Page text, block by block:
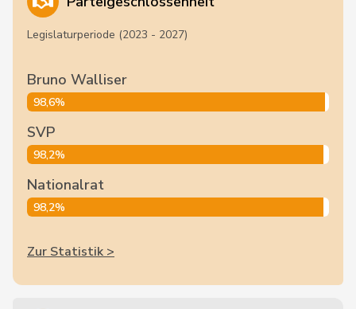
Legislaturperiode (2023 - 2027)
Bruno Walliser
98,6%
SVP
98,2%
Nationalrat
98,2%
Zur Statistik >